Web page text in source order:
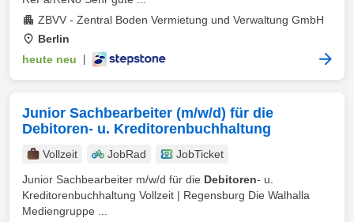
ZBVV - Zentral Boden Vermietung und Verwaltung GmbH
Berlin
heute neu
Junior Sachbearbeiter (m/w/d) für die
Debitoren- u. Kreditorenbuchhaltung
Vollzeit JobRad
JobTicket
Junior Sachbearbeiter m/w/d für die Debitoren- u.
Kreditorenbuchhaltung Vollzeit | Regensburg Die Walhalla
Mediengruppe ...